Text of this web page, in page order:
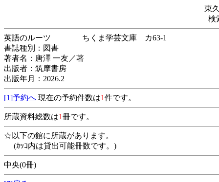
東
検
英語のルーツ ちくま学芸文庫 カ63-1
書誌種別：図書
著者名：唐澤 一友／著
出版者：筑摩書房
出版年月：2026.2
[1]予約へ 現在の予約件数は1件です。
所蔵資料総数は1冊です。
☆以下の館に所蔵があります。
(ｶｯｺ内は貸出可能冊数です。)
中央(0冊)